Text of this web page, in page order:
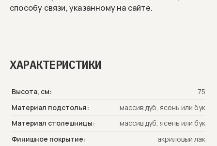
способу связи, указанному на сайте.
ХАРАКТЕРИСТИКИ
Высота, см:
75
Материал подстолья:
массив дуб, ясень или бук
Материал столешницы:
массив дуб, ясень или бук
Финишное покрытие:
акриловый лак
решение желая создать красивый,
круглый стол небольшого диаметра с
системой раздвижения. Для нас было
важно что бы фурнитура была скрыта и
не оголялась после раздвижения
стола, а для вкладыша было